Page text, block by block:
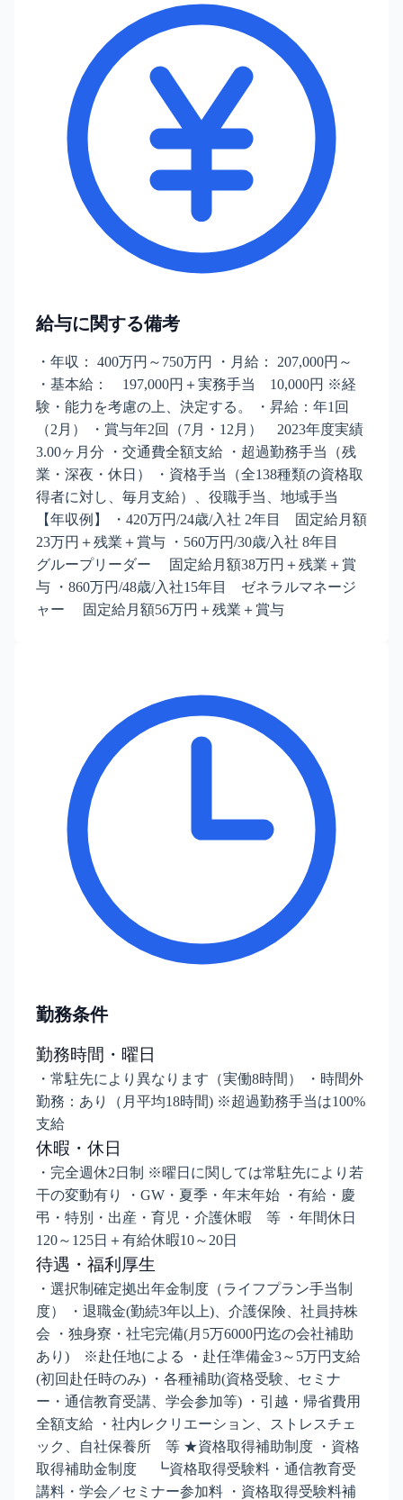
給与に関する備考
・年収： 400万円～750万円 ・月給： 207,000円～
・基本給： 197,000円＋実務手当 10,000円 ※経
験・能力を考慮の上、決定する。 ・昇給：年1回
（2月） ・賞与年2回（7月・12月） 2023年度実績
3.00ヶ月分 ・交通費全額支給 ・超過勤務手当（残
業・深夜・休日） ・資格手当（全138種類の資格取
得者に対し、毎月支給）、役職手当、地域手当
【年収例】 ・420万円/24歳/入社 2年目 固定給月額
23万円＋残業＋賞与 ・560万円/30歳/入社 8年目
グループリーダー 固定給月額38万円＋残業＋賞
与 ・860万円/48歳/入社15年目 ゼネラルマネージ
ャー 固定給月額56万円＋残業＋賞与
勤務条件
勤務時間・曜日
・常駐先により異なります（実働8時間） ・時間外
勤務：あり（月平均18時間) ※超過勤務手当は100%
支給
休暇・休日
・完全週休2日制 ※曜日に関しては常駐先により若
干の変動有り ・GW・夏季・年末年始 ・有給・慶
弔・特別・出産・育児・介護休暇 等 ・年間休日
120～125日＋有給休暇10～20日
待遇・福利厚生
・選択制確定拠出年金制度（ライフプラン手当制
度） ・退職金(勤続3年以上)、介護保険、社員持株
会 ・独身寮・社宅完備(月5万6000円迄の会社補助
あり) ※赴任地による ・赴任準備金3～5万円支給
(初回赴任時のみ) ・各種補助(資格受験、セミナ
ー・通信教育受講、学会参加等) ・引越・帰省費用
全額支給 ・社内レクリエーション、ストレスチェ
ック、自社保養所 等 ★資格取得補助制度 ・資格
取得補助金制度 ┗資格取得受験料・通信教育受
講料・学会／セミナー参加料 ・資格取得受験料補